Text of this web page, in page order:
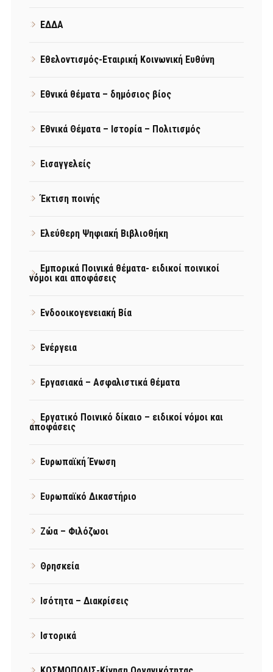
ΕΔΔΑ
Εθελοντισμός-Εταιρική Κοινωνική Ευθύνη
Εθνικά θέματα – δημόσιος βίος
Εθνικά Θέματα – Ιστορία – Πολιτισμός
Εισαγγελείς
Έκτιση ποινής
Ελεύθερη Ψηφιακή Βιβλιοθήκη
Εμπορικά Ποινικά θέματα- ειδικοί ποινικοί
νόμοι και αποφάσεις
Ενδοοικογενειακή Βία
Ενέργεια
Εργασιακά – Ασφαλιστικά θέματα
Εργατικό Ποινικό δίκαιο – ειδικοί νόμοι και
αποφάσεις
Ευρωπαϊκή Ένωση
Ευρωπαϊκό Δικαστήριο
Ζώα – Φιλόζωοι
Θρησκεία
Ισότητα – Διακρίσεις
Ιστορικά